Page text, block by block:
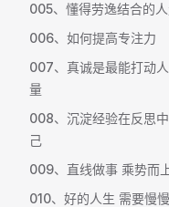
005、懂得劳逸结合的
006、如何提高专注力
007、真诚是最能打动
量
008、沉淀经验在反思
己
009、直线做事 乘势而
010、好的人生 需要慢